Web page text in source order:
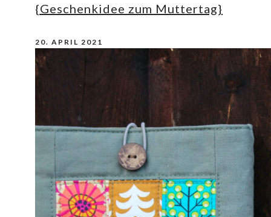
{Geschenkidee zum Muttertag}
20. APRIL 2021